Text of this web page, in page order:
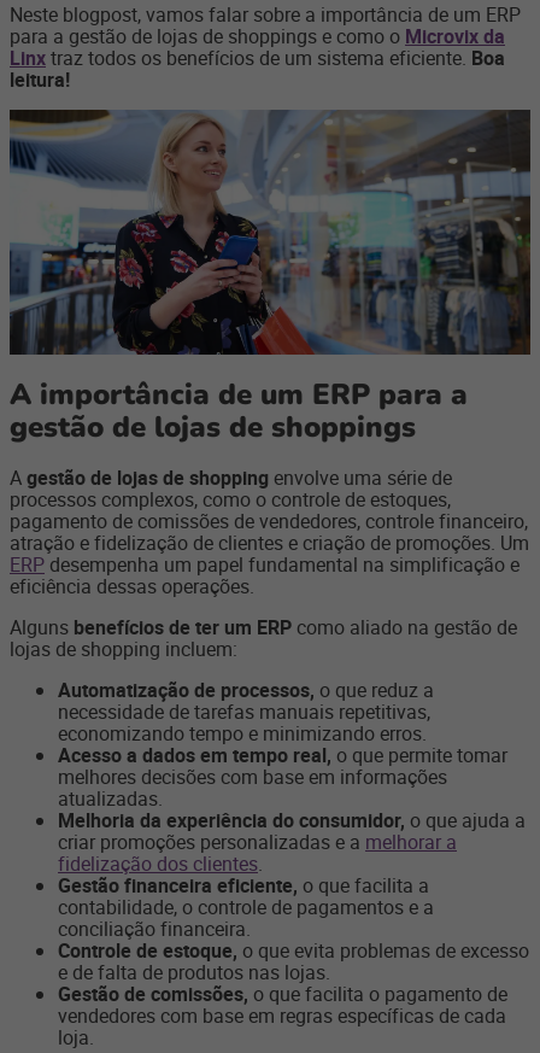
Neste blogpost, vamos falar sobre a importância de um ERP
para a gestão de lojas de shoppings e como o Microvix da
Linxtraz todos os benefícios de um sistema eficiente. Boa
leitura!
A importância de um ERP para a
gestão de lojas de shoppings
Agestão de lojas de shopping envolve uma série de
processos complexos, como o controle de estoques,
pagamento de comissões de vendedores, controle financeiro,
atração e fidelização de clientes e criação de promoções. Um
ERP desempenha um papel fundamental na simplificação e
eficiência dessas operações.
Alguns benefícios de ter um ERP como aliado na gestão de
lojas de shopping incluem:
Automatização de processos, o que reduz a
necessidade de tarefas manuais repetitivas,
economizando tempo e minimizando erros.
Acesso a dados em tempo real, o que permite tomar
melhores decisões com base em informações
atualizadas.
Melhoria da experiência do consumidor, o que ajuda a
criar promoções personalizadas e a melhorar a
fidelização dos clientes.
Gestão financeira eficiente, o que facilita a
contabilidade, o controle de pagamentos e a
conciliação financeira.
Controle de estoque, o que evita problemas de excesso
e de falta de produtos nas lojas.
Gestão de comissões, o que facilita o pagamento de
vendedores com base em regras específicas de cada
loja.